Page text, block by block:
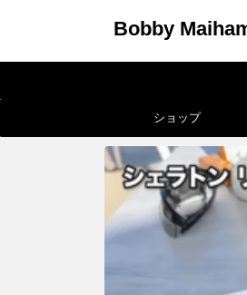
Bobby
ショップ